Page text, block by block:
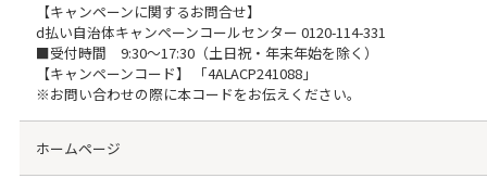
【キャンペーンに関するお問合せ】
d払い自治体キャンペーンコールセンター 0120-114-331
■受付時間 9:30～17:30（土日祝・年末年始を除く）
【キャンペーンコード】 「4ALACP241088」
※お問い合わせの際に本コードをお伝えください。
ホームページ